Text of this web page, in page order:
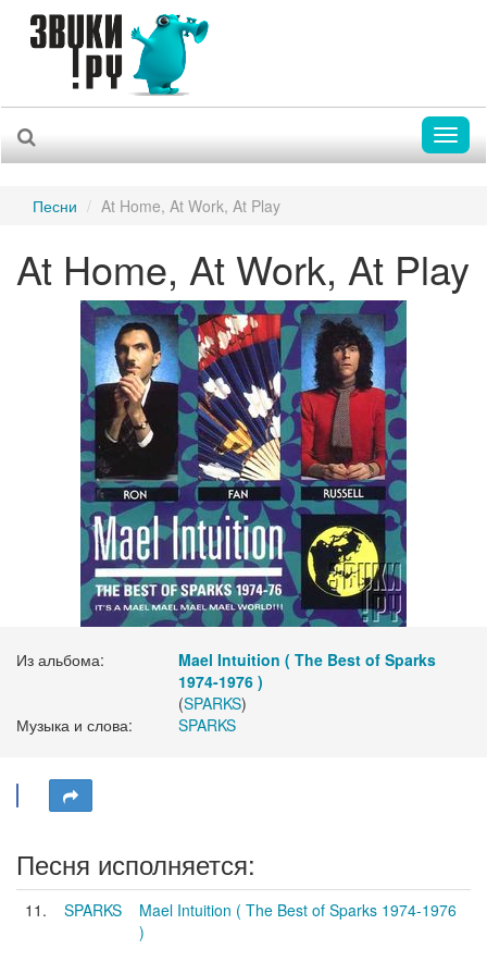
Песни At Home, At Work, At Play
At Home, At Work, At Play
Из альбома:
Mael Intuition ( The Best of Sparks
1974-1976 )
(SPARKS)
Музыка и слова:
SPARKS
Песня исполняется:
11. SPARKS
Mael Intuition ( The Best of Sparks 1974-1976
)